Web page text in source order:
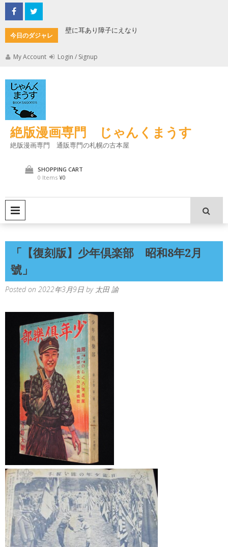
Skip
to
content
今日のダジャレ
んた 壁に耳あり障子にえなり
My Account Login / Signup
絶版漫画専門 じゃんくまうす
絶版漫画専門 通販専門の札幌の古本屋
SHOPPING CART
0 Items ¥0
「【復刻版】少年倶楽部 昭和8年2月
號」
Posted on 2022年3月9日 by 太田 諭